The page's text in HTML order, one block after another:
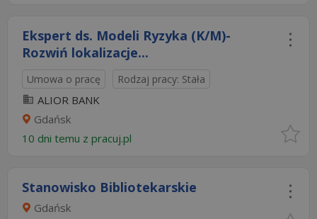
Ekspert ds. Modeli Ryzyka (K/M)-
Rozwiń lokalizacje...
Umowa o pracę Rodzaj pracy: Stała
ALIOR BANK
Gdańsk
10 dni temu z pracuj.pl
Stanowisko Bibliotekarskie
Gdańsk